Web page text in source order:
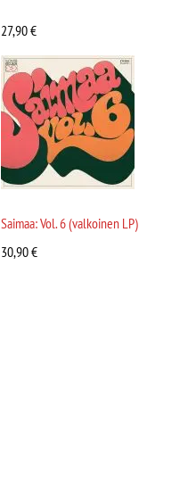
27,90€
Saimaa: Vol. 6 (valkoinen LP)
30,90€